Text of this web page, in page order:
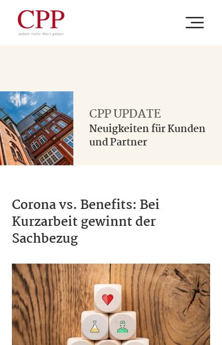
Ihre Branche
Ihre Aufgabe
Ihr Thema
UNSERE LEISTUNGEN
Beratung
Verwaltung
CPP
NewsroomZUM BAV PORTAL
CPP UPDATE
Neuigkeiten für Kunden
und Partner
Corona vs. Benefits: Bei
Kurzarbeit gewinnt der
Sachbezug